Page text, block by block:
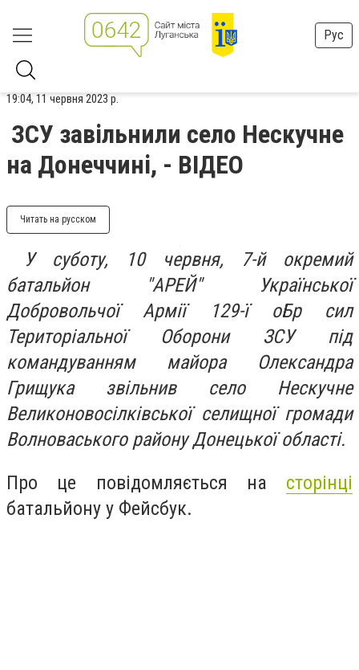
Рус
19:04, 11 червня 2023 р.
ЗСУ завільнили село Нескучне
на Донеччині, - ВІДЕО
Читать на русском
У суботу, 10 червня, 7-й окремий
батальйон "АРЕЙ" Української
Добровольчої Армії 129-ї оБр сил
Територіальної Оборони ЗСУ під
командуванням майора Олександра
Грищука звільнив село Нескучне
Великоновосілківської селищної громади
Волноваського району Донецької області.
Про це повідомляється на сторінці
батальйону у Фейсбук.